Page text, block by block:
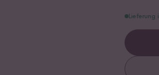
Lieferung